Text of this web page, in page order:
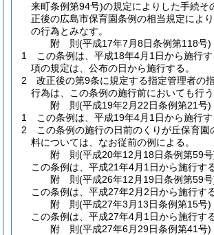
来町条例第94号)の規定によりした手続そ
正後の広島市保育園条例の相当規定によ
の行為とみなす。
附 則(平成17年7月8日条例第118号)
1
この条例は、平成18年4月1日から施行す
項の規定は、公布の日から施行する。
2
改正後の第9条に規定する指定管理者の
行為は、この条例の施行前においても行う
附 則(平成19年2月22日条例第21号)
1
この条例は、平成19年4月1日から施行す
2
この条例の施行の日前のくりが丘保育園
料については、なお従前の例による。
附 則(平成20年12月18日条例第59
この条例は、平成21年4月1日から施行する
附 則(平成26年12月19日条例第59
この条例は、平成27年2月2日から施行する
附 則(平成27年3月13日条例第15号)
この条例は、平成27年4月1日から施行する
附 則(平成27年6月29日条例第41号)